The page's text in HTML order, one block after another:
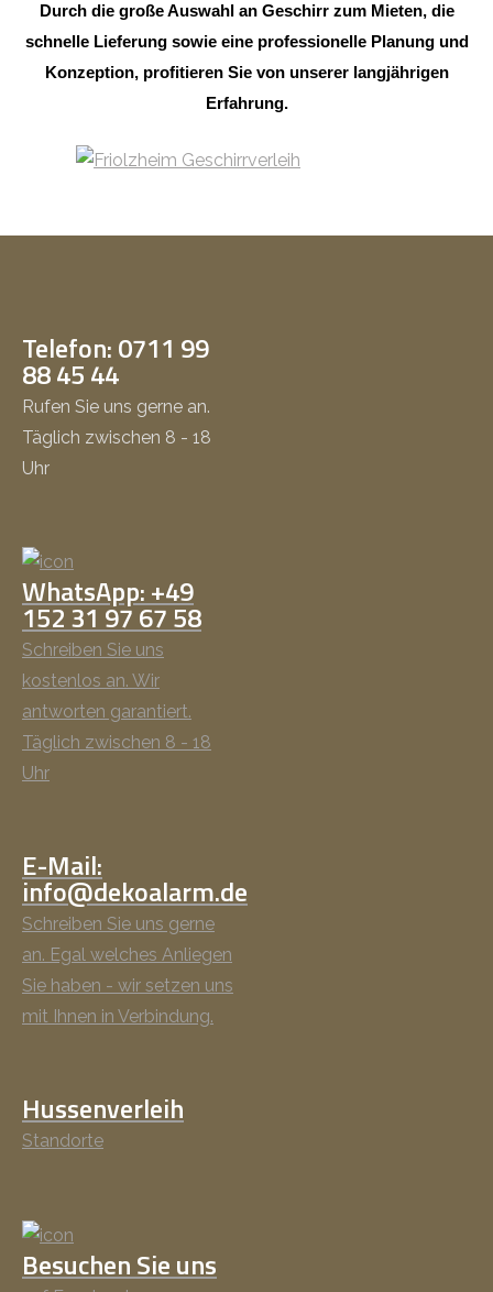
Durch die große Auswahl an Geschirr zum Mieten, die
schnelle Lieferung sowie eine professionelle Planung und
Konzeption, profitieren Sie von unserer langjährigen
Erfahrung.
Telefon: 0711 99
88 45 44
Rufen Sie uns gerne an.
Täglich zwischen 8 - 18
Uhr
WhatsApp: +49
152 31 97 67 58
Schreiben Sie uns
kostenlos an. Wir
antworten garantiert.
Täglich zwischen 8 - 18
Uhr
E-Mail:
info@dekoalarm.de
Schreiben Sie uns gerne
an. Egal welches Anliegen
Sie haben - wir setzen uns
mit Ihnen in Verbindung.
Hussenverleih
Standorte
Besuchen Sie uns